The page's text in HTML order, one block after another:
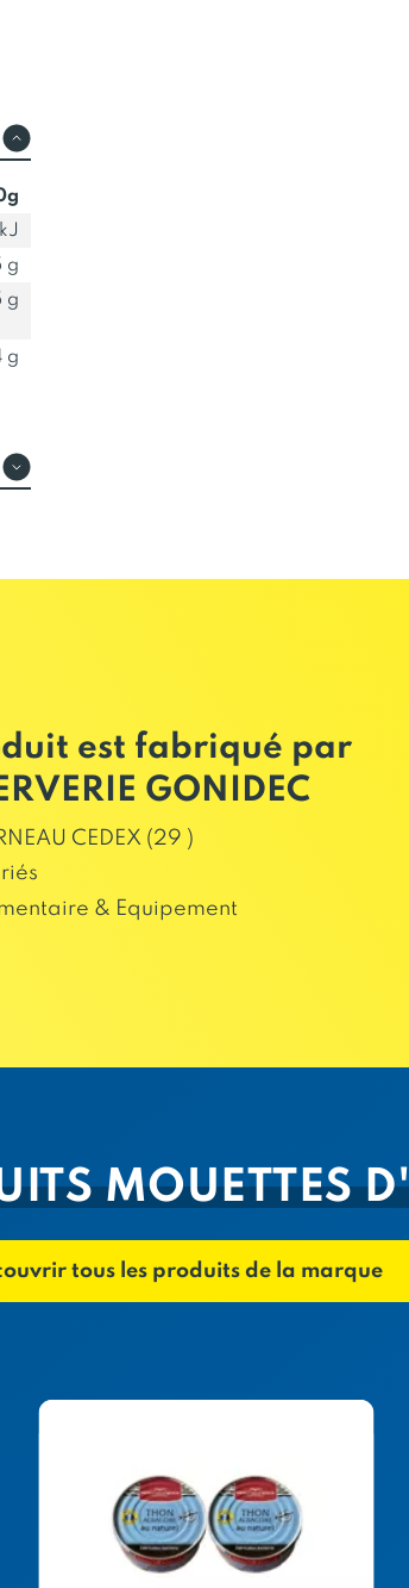
g
g
g
est fabriqué par
GONIDEC
CEDEX (29 )
& Equipement
MOUETTES
tous les produits de la marque